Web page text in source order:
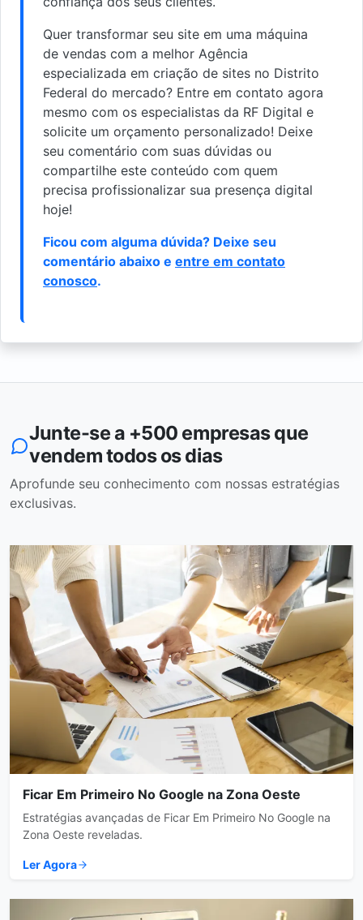
Quer transformar seu site em uma máquina
de vendas com a melhor Agência
especializada em criação de sites no Distrito
Federal do mercado? Entre em contato agora
mesmo com os especialistas da RF Digital e
solicite um orçamento personalizado! Deixe
seu comentário com suas dúvidas ou
compartilhe este conteúdo com quem
precisa profissionalizar sua presença digital
hoje!
Ficou com alguma dúvida? Deixe seu
comentário abaixo e entre em contato
conosco.
Junte-se a +500 empresas que
vendem todos os dias
Aprofunde seu conhecimento com nossas estratégias
exclusivas.
Ficar Em Primeiro No Google na Zona Oeste
Estratégias avançadas de Ficar Em Primeiro No Google na
Zona Oeste reveladas.
Ler Agora